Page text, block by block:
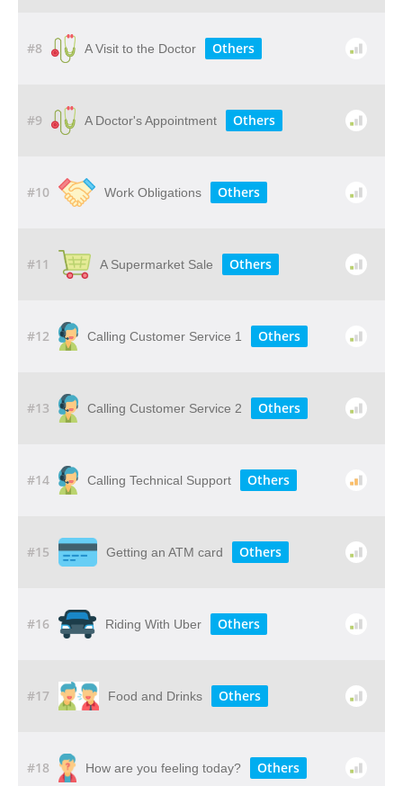
#8 A Visit to the Doctor Others
#9 A Doctor's Appointment Others
#10 Work Obligations Others
#11 A Supermarket Sale Others
#12 Calling Customer Service 1 Others
#13 Calling Customer Service 2 Others
#14 Calling Technical Support Others
#15 Getting an ATM card Others
#16 Riding With Uber Others
#17 Food and Drinks Others
#18 How are you feeling today? Others